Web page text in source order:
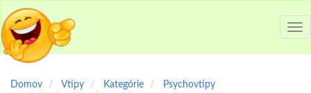
Domov Vtipy Kategórie
Psychovtipy